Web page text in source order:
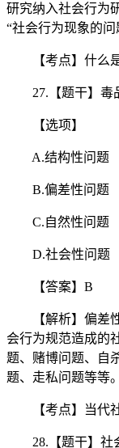
研究纳入社会行为
“社会行为现象的问
【考点】什么
27.【题干】毒品
【选项】
A.结构性问题
B.偏差性问题
C.自然性问题
D.社会性问题
【答案】B
【解析】偏差性
会行为规范造成的
题、赌博问题、自
题、走私问题等等
【考点】当代
28.【题干】社会